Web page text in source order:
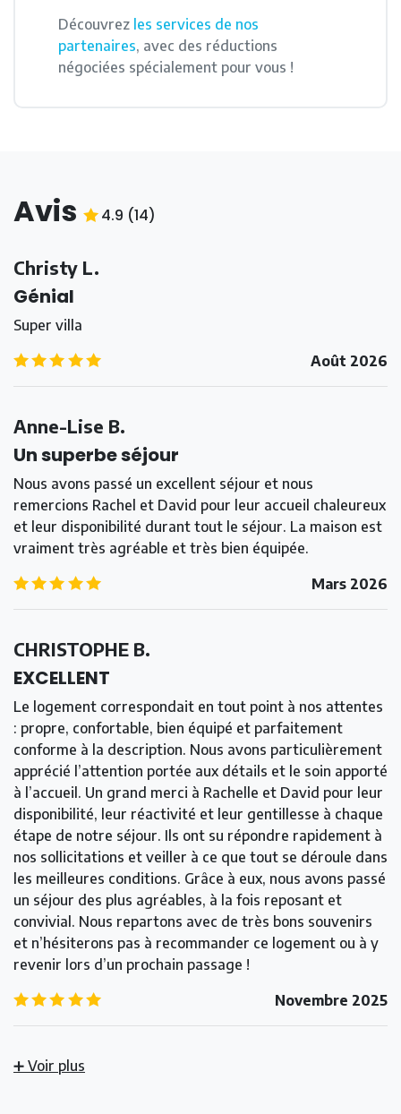
Découvrez les services de nos
partenaires, avec des réductions
négociées spécialement pour vous !
Avis 4.9 /5
4.9 (14)
➕ Voir plus
Christy L.
Génial
Super villa
Août 2026
Anne-Lise B.
Un superbe séjour
Nous avons passé un excellent séjour et nous
remercions Rachel et David pour leur accueil chaleureux
et leur disponibilité durant tout le séjour. La maison est
vraiment très agréable et très bien équipée.
Mars 2026
CHRISTOPHE B.
EXCELLENT
Le logement correspondait en tout point à nos attentes
: propre, confortable, bien équipé et parfaitement
conforme à la description. Nous avons particulièrement
apprécié l’attention portée aux détails et le soin apporté
à l’accueil. Un grand merci à Rachelle et David pour leur
disponibilité, leur réactivité et leur gentillesse à chaque
étape de notre séjour. Ils ont su répondre rapidement à
nos sollicitations et veiller à ce que tout se déroule dans
les meilleures conditions. Grâce à eux, nous avons passé
un séjour des plus agréables, à la fois reposant et
convivial. Nous repartons avec de très bons souvenirs
et n’hésiterons pas à recommander ce logement ou à y
revenir lors d’un prochain passage !
Novembre 2025